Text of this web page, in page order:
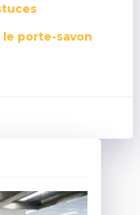
porte-savon